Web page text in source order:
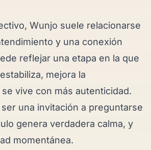
Wunjo suele relacionarse
y una conexión
reflejar una etapa en la que
mejora la
vive con más autenticidad.
una invitación a preguntarse
genera verdadera calma, y
momentánea.